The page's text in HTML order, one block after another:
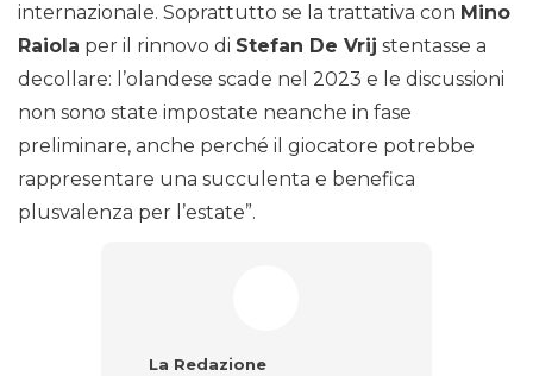
internazionale. Soprattutto se la trattativa con Mino
Raiola per il rinnovo di Stefan De Vrij stentasse a
decollare: l’olandese scade nel 2023 e le discussioni
non sono state impostate neanche in fase
preliminare, anche perché il giocatore potrebbe
rappresentare una succulenta e benefica
plusvalenza per l’estate”.
La Redazione